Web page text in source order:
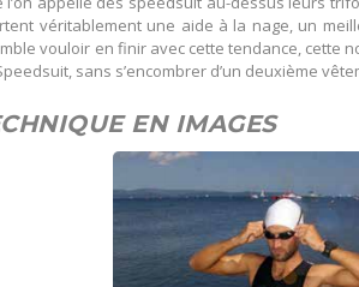
véritablement une aide à la nage, un
vouloir en finir avec cette tendance, cette
sans s’encombrer d’un deuxième
EN IMAGES